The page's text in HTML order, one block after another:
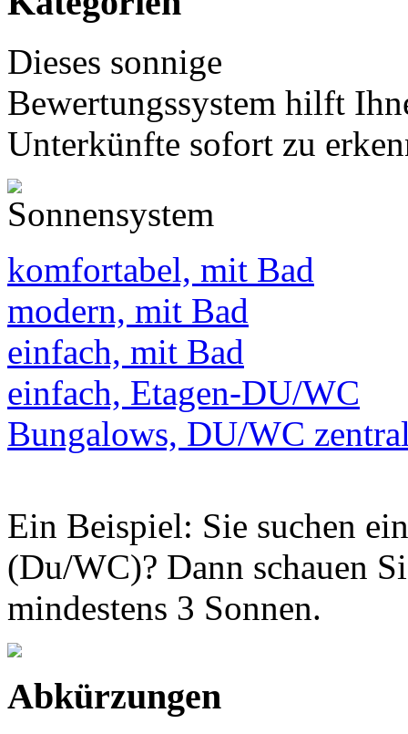
Dieses sonnige
Bewertungssystem hilft
Unterkünfte sofort zu
komfortabel, mit Bad
modern, mit Bad
einfach, mit Bad
einfach, Etagen-DU/WC
Bungalows, DU/WC
Ein Beispiel: Sie suchen
(Du/WC)? Dann schauen
mindestens 3 Sonnen.
Abkürzungen